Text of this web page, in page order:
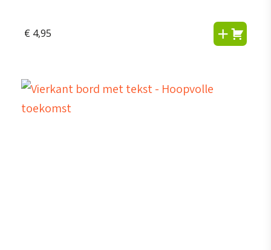
€ 4,95